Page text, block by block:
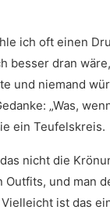
ich oft einen
besser dran
und niemand
„Was,
ein Teufelskreis.
nicht die
Outfits, und man
ist das